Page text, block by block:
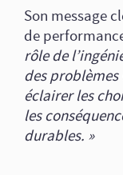
Son message
de
rôle de
des problèmes
éclairer les
les
durables. »